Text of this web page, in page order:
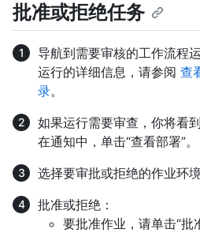
批准或拒绝任务
导航到需要审核的工作流程
运行的详细信息，请参阅 查
录。
如果运行需要审查，你将看
在通知中，单击“查看部署”。
选择要审批或拒绝的作业环
批准或拒绝：
要批准作业，请单击“批